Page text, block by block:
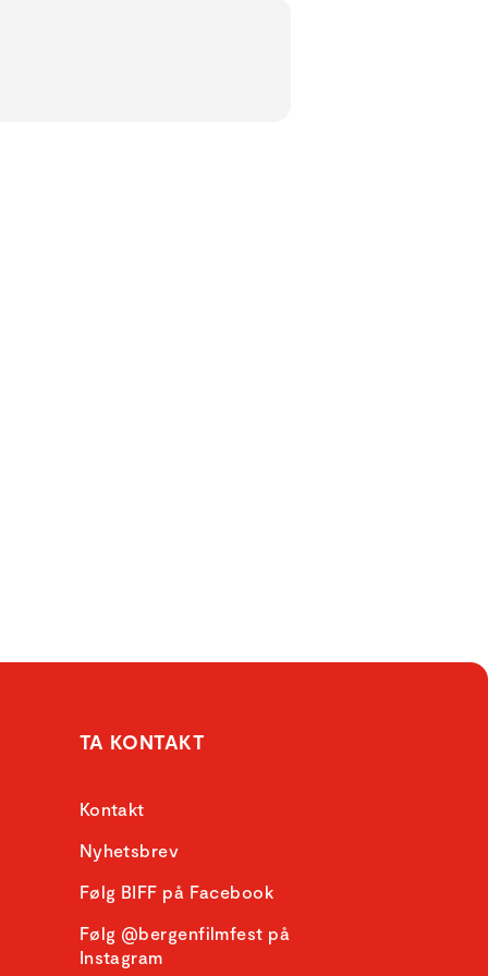
TA KONTAKT
Kontakt
Nyhetsbrev
Følg BIFF på Facebook
Følg @bergenfilmfest på
Instagram